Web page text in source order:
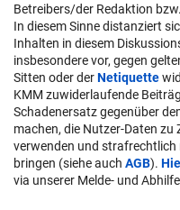
Betreibers/der Redaktion
In diesem Sinne distanziert
Inhalten in diesem
insbesondere vor, gegen
Sitten oder derNetiquette
KMM zuwiderlaufende
Schadenersatz gegenüber
machen, die Nutzer-Daten
verwenden und strafrechtlich
bringen (siehe auch AGB).
via unserer Melde- und